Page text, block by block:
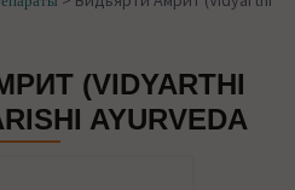
(VIDYARTHI
AYURVEDA